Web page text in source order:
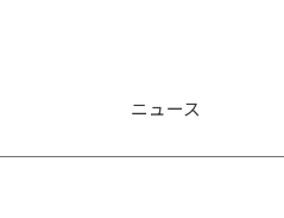
ニュース